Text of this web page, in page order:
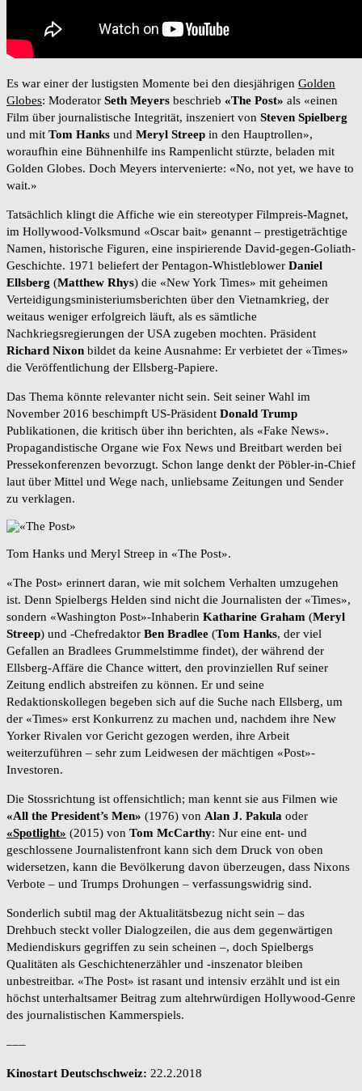
Es war einer der lustigsten Momente bei den diesjährigen Golden
Globes: Moderator Seth Meyers beschrieb «The Post» als «einen
Film über journalistische Integrität, inszeniert von Steven Spielberg
und mit Tom Hanks und Meryl Streep in den Hauptrollen»,
woraufhin eine Bühnenhilfe ins Rampenlicht stürzte, beladen mit
Golden Globes. Doch Meyers intervenierte: «No, not yet, we have to
wait.»
Tatsächlich klingt die Affiche wie ein stereotyper Filmpreis-Magnet,
im Hollywood-Volksmund «Oscar bait» genannt – prestigeträchtige
Namen, historische Figuren, eine inspirierende David-gegen-Goliath-
Geschichte. 1971 beliefert der Pentagon-Whistleblower Daniel
Ellsberg (Matthew Rhys) die «New York Times» mit geheimen
Verteidigungsministeriumsberichten über den Vietnamkrieg, der
weitaus weniger erfolgreich läuft, als es sämtliche
Nachkriegsregierungen der USA zugeben mochten. Präsident
Richard Nixon bildet da keine Ausnahme: Er verbietet der «Times»
die Veröffentlichung der Ellsberg-Papiere.
Das Thema könnte relevanter nicht sein. Seit seiner Wahl im
November 2016 beschimpft US-Präsident Donald Trump
Publikationen, die kritisch über ihn berichten, als «Fake News».
Propagandistische Organe wie Fox News und Breitbart werden bei
Pressekonferenzen bevorzugt. Schon lange denkt der Pöbler-in-Chief
laut über Mittel und Wege nach, unliebsame Zeitungen und Sender
zu verklagen.
Tom Hanks und Meryl Streep in «The Post».
«The Post» erinnert daran, wie mit solchem Verhalten umzugehen
ist. Denn Spielbergs Helden sind nicht die Journalisten der «Times»,
sondern «Washington Post»-Inhaberin Katharine Graham (Meryl
Streep) und -Chefredaktor Ben Bradlee (Tom Hanks, der viel
Gefallen an Bradlees Grummelstimme findet), der während der
Ellsberg-Affäre die Chance wittert, den provinziellen Ruf seiner
Zeitung endlich abstreifen zu können. Er und seine
Redaktionskollegen begeben sich auf die Suche nach Ellsberg, um
der «Times» erst Konkurrenz zu machen und, nachdem ihre New
Yorker Rivalen vor Gericht gezogen werden, ihre Arbeit
weiterzuführen – sehr zum Leidwesen der mächtigen «Post»-
Investoren.
Die Stossrichtung ist offensichtlich; man kennt sie aus Filmen wie
«All the President’s Men» (1976) von Alan J. Pakula oder
«Spotlight» (2015) von Tom McCarthy: Nur eine ent- und
geschlossene Journalistenfront kann sich dem Druck von oben
widersetzen, kann die Bevölkerung davon überzeugen, dass Nixons
Verbote – und Trumps Drohungen – verfassungswidrig sind.
Sonderlich subtil mag der Aktualitätsbezug nicht sein – das
Drehbuch steckt voller Dialogzeilen, die aus dem gegenwärtigen
Mediendiskurs gegriffen zu sein scheinen –, doch Spielbergs
Qualitäten als Geschichtenerzähler und -inszenator bleiben
unbestreitbar. «The Post» ist rasant und intensiv erzählt und ist ein
höchst unterhaltsamer Beitrag zum altehrwürdigen Hollywood-Genre
des journalistischen Kammerspiels.
–––
Kinostart Deutschschweiz: 22.2.2018